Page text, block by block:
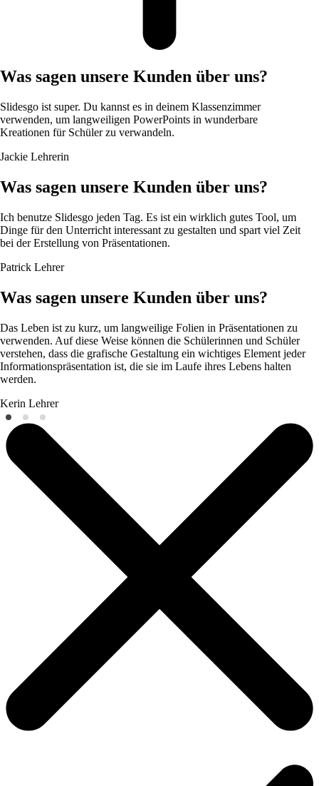
Was sagen unsere Kunden über uns?
Slidesgo ist super. Du kannst es in deinem Klassenzimmer
verwenden, um langweiligen PowerPoints in wunderbare
Kreationen für Schüler zu verwandeln.
Jackie Lehrerin
Was sagen unsere Kunden über uns?
Ich benutze Slidesgo jeden Tag. Es ist ein wirklich gutes Tool, um
Dinge für den Unterricht interessant zu gestalten und spart viel Zeit
bei der Erstellung von Präsentationen.
Patrick Lehrer
Was sagen unsere Kunden über uns?
Das Leben ist zu kurz, um langweilige Folien in Präsentationen zu
verwenden. Auf diese Weise können die Schülerinnen und Schüler
verstehen, dass die grafische Gestaltung ein wichtiges Element jeder
Informationspräsentation ist, die sie im Laufe ihres Lebens halten
werden.
Kerin Lehrer